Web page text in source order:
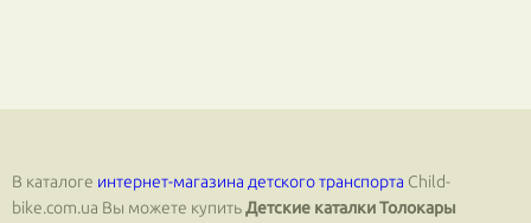
В каталоге интернет-магазина детского транспорта Сhild-
bike.com.ua Вы можете купитьДетские каталки Толокары